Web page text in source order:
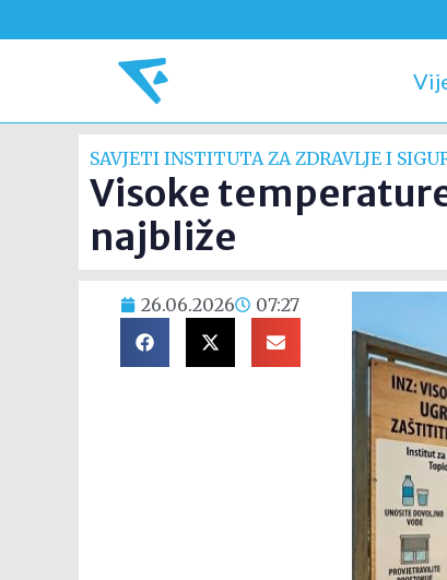
SAVJETI INSTITUTA ZA ZDRAVLJE I
Visoke
najbliže
26.06.2026 07:27